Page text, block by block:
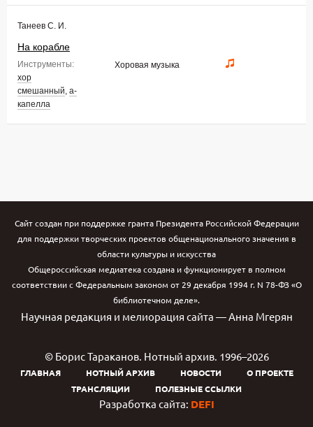
Танеев С. И.
На корабле
Инструменты:
хор
смешанный, а-
капелла
Хоровая музыка
Сайт создан при поддержке гранта Президента Российской Федерации
для поддержки творческих проектов общенационального значения в
области культуры и искусства
Общероссийская медиатека создана и функционирует в полном
соответствии с Федеральным законом от 29 декабря 1994 г. N 78-ФЗ «О
библиотечном деле».
Научная редакция и мелиорация сайта — Анна Мгерян
© Борис Тараканов. Нотный архив. 1996–2026
ГЛАВНАЯ НОТНЫЙ АРХИВ НОВОСТИ
О ПРОЕКТЕ
ТРАНСЛЯЦИИ
ПОЛЕЗНЫЕ ССЫЛКИ
Разработка сайта: DEFI